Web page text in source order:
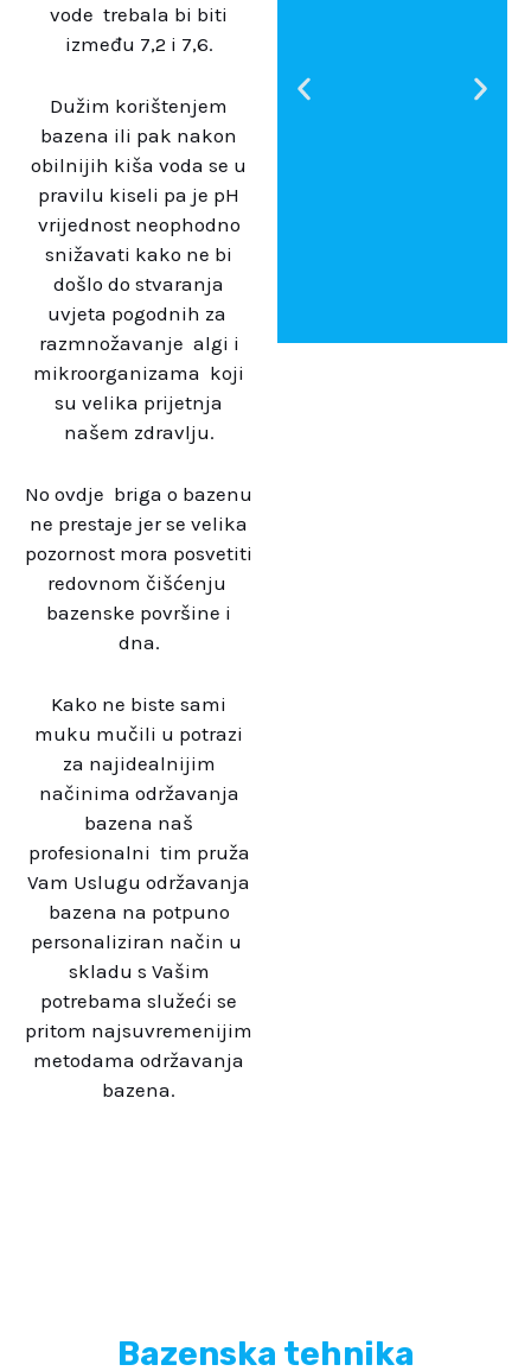
vode trebala bi biti
između 7,2 i 7,6.
Dužim korištenjem
bazena ili pak nakon
obilnijih kiša voda se u
pravilu kiseli pa je pH
vrijednost neophodno
snižavati kako ne bi
došlo do stvaranja
uvjeta pogodnih za
razmnožavanje algi i
mikroorganizama koji
su velika prijetnja
našem zdravlju.
No ovdje briga o bazenu
ne prestaje jer se velika
pozornost mora posvetiti
redovnom čišćenju
bazenske površine i
dna.
Kako ne biste sami
muku mučili u potrazi
za najidealnijim
načinima održavanja
bazena naš
profesionalni tim pruža
Vam Uslugu održavanja
bazena na potpuno
personaliziran način u
skladu s Vašim
potrebama služeći se
pritom najsuvremenijim
metodama održavanja
bazena.
Bazenska tehnika